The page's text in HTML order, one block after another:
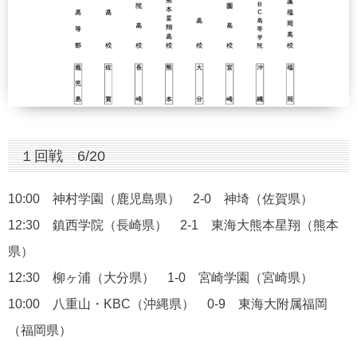
１回戦 6/20
10:00 神村学園（鹿児島県） 2-0 神埼（佐賀県）
12:30 鎮西学院（長崎県） 2-1 東海大熊本星翔（熊本
県）
12:30 柳ヶ浦（大分県） 1-0 宮崎学園（宮崎県）
10:00 八重山・KBC（沖縄県） 0-9 東海大附属福岡
（福岡県）